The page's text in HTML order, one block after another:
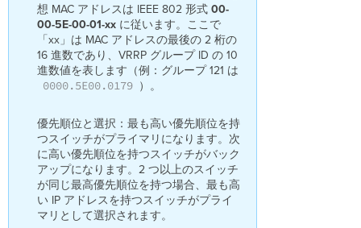
ア
で
の
L3
設
更
ス
イ
ッ
チ
ン
グ
想 MAC アドレスは IEEE 802 形式00-
00-5E-00-01-xx に従います。ここで
「xx」は MAC アドレスの最後の 2 桁の
16 進数であり、VRRP グループ ID の 10
進数値を表します（例：グループ 121 は
0000.5E00.0179 ）。
優先順位と選択：最も高い優先順位を持
つスイッチがプライマリになります。次
に高い優先順位を持つスイッチがバック
アップになります。2 つ以上のスイッチ
が同じ最高優先順位を持つ場合、最も高
い IP アドレスを持つスイッチがプライ
マリとして選択されます。